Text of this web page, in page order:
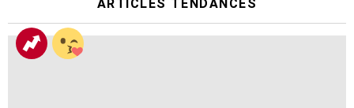
ARTICLES TENDANCES